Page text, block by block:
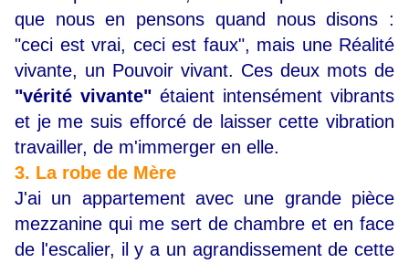
que nous en pensons quand nous disons :
"ceci est vrai, ceci est faux", mais une Réalité
vivante, un Pouvoir vivant. Ces deux mots de
"vérité vivante" étaient intensément vibrants
et je me suis efforcé de laisser cette vibration
travailler, de m'immerger en elle.
3. La robe de Mère
J'ai un appartement avec une grande pièce
mezzanine qui me sert de chambre et en face
de l'escalier, il y a un agrandissement de cette